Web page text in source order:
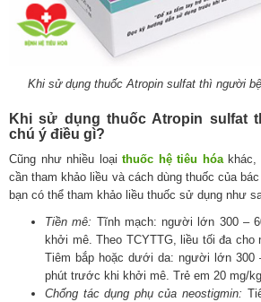
Khi sử dụng thuốc Atropin sulfat thì người
Khi sử dụng thuốc Atropin sulfat
chú ý điều gì?
Cũng như nhiều loạithuốc hệ tiêu hóakhác,
cần tham khảo liều và cách dùng thuốc của
bạn có thể tham khảo liều thuốc sử dụng như
Tiền mê: Tĩnh mạch: người lớn 300 –
khởi mê. Theo TCYTTG, liều tối đa
Tiêm bắp hoặc dưới da: người lớn 300
phút trước khi khởi mê. Trẻ em 20 mg/
Chống tác dụng phụ của neostigmin: